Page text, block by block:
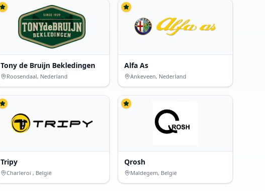
Tony de Bruijn Bekledingen
Roosendaal, Nederland
Alfa As
Ankeveen, Nederland
Tripy
Charleroi , België
Qrosh
Maldegem, België